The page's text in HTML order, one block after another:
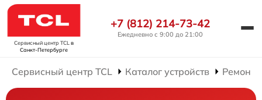
Сервисный центр TCL в
Санкт-Петербурге
+7 (812) 214-73-42
Ежедневно с 9:00 до 21:00
Сервисный центр TCL Каталог устройств Ремонт